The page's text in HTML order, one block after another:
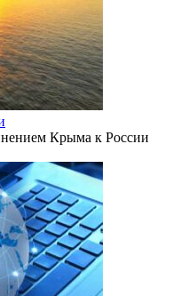
Крыма к России